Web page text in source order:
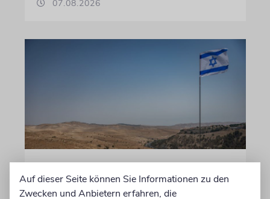
07.08.2026
Israelischer Siedler wegen
Auf dieser Seite können Sie Informationen zu den
Zwecken und Anbietern erfahren, die